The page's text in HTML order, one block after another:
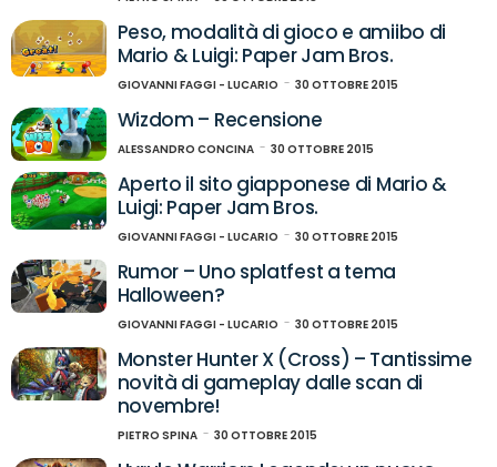
Peso, modalità di gioco e amiibo di
Mario & Luigi: Paper Jam Bros.
GIOVANNI FAGGI - LUCARIO 30 OTTOBRE 2015
Wizdom – Recensione
ALESSANDRO CONCINA 30 OTTOBRE 2015
Aperto il sito giapponese di Mario &
Luigi: Paper Jam Bros.
GIOVANNI FAGGI - LUCARIO 30 OTTOBRE 2015
Rumor – Uno splatfest a tema
Halloween?
GIOVANNI FAGGI - LUCARIO 30 OTTOBRE 2015
Monster Hunter X (Cross) – Tantissime
novità di gameplay dalle scan di
novembre!
PIETRO SPINA 30 OTTOBRE 2015